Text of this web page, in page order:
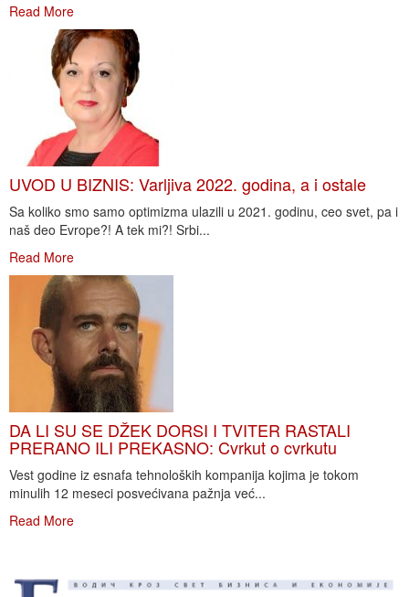
Read More
UVOD U BIZNIS: Varljiva 2022. godina, a i ostale
Sa koliko smo samo optimizma ulazili u 2021. godinu, ceo svet, pa i
naš deo Evrope?! A tek mi?! Srbi...
Read More
DA LI SU SE DŽEK DORSI I TVITER RASTALI
PRERANO ILI PREKASNO: Cvrkut o cvrkutu
Vest godine iz esnafa tehnoloških kompanija kojima je tokom
minulih 12 meseci posvećivana pažnja već...
Read More